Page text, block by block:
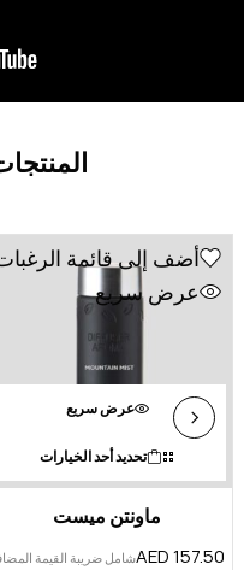
أضف إلى قائمة
عرض سريع
عرض سريع
تحديد أحد الخيارات
ماونتن ميست
AED157.50 شامل ضريبة القيمة